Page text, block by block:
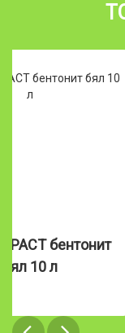
бентонит
бял 10 л